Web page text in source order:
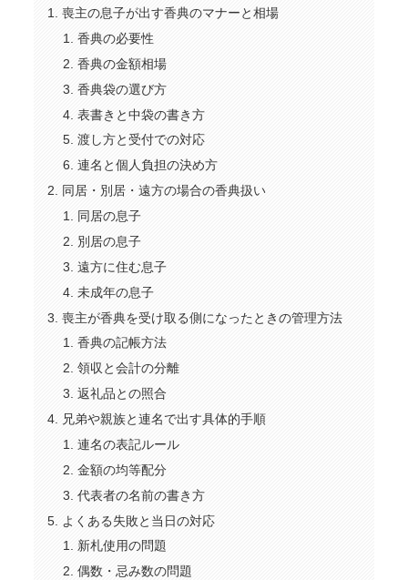
喪主の息子が出す香典のマナーと相場
香典の必要性
香典の金額相場
香典袋の選び方
表書きと中袋の書き方
渡し方と受付での対応
連名と個人負担の決め方
同居・別居・遠方の場合の香典扱い
同居の息子
別居の息子
遠方に住む息子
未成年の息子
喪主が香典を受け取る側になったときの管理方法
香典の記帳方法
領収と会計の分離
返礼品との照合
兄弟や親族と連名で出す具体的手順
連名の表記ルール
金額の均等配分
代表者の名前の書き方
よくある失敗と当日の対応
新札使用の問題
偶数・忌み数の問題